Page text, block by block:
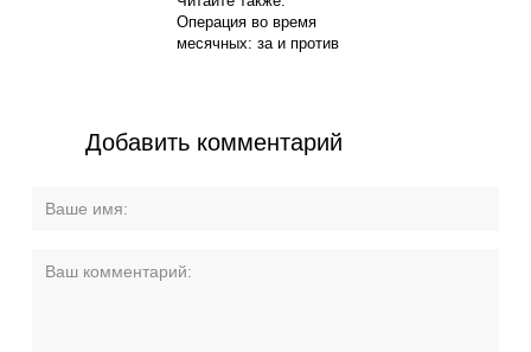
Операция во время
месячных: за и против
Добавить комментарий